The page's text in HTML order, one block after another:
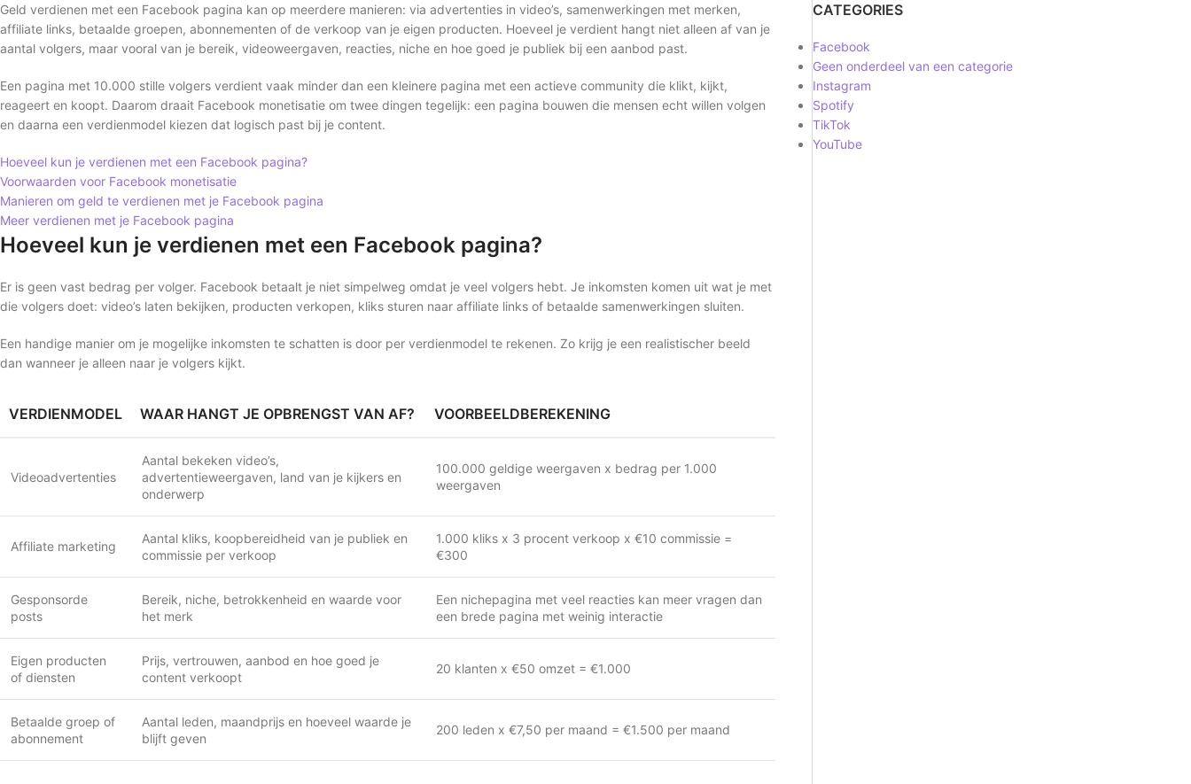
Geld verdienen met een Facebook pagina kan op meerdere manieren: via advertenties in video’s, samenwerkingen met merken,
affiliate links, betaalde groepen, abonnementen of de verkoop van je eigen producten. Hoeveel je verdient hangt niet alleen af van je
aantal volgers, maar vooral van je bereik, videoweergaven, reacties, niche en hoe goed je publiek bij een aanbod past.
Een pagina met 10.000 stille volgers verdient vaak minder dan een kleinere pagina met een actieve community die klikt, kijkt,
reageert en koopt. Daarom draait Facebook monetisatie om twee dingen tegelijk: een pagina bouwen die mensen echt willen volgen
en daarna een verdienmodel kiezen dat logisch past bij je content.
Hoeveel kun je verdienen met een Facebook pagina?
Voorwaarden voor Facebook monetisatie
Manieren om geld te verdienen met je Facebook pagina
Meer verdienen met je Facebook pagina
Hoeveel kun je verdienen met een Facebook pagina?
Er is geen vast bedrag per volger. Facebook betaalt je niet simpelweg omdat je veel volgers hebt. Je inkomsten komen uit wat je met
die volgers doet: video’s laten bekijken, producten verkopen, kliks sturen naar affiliate links of betaalde samenwerkingen sluiten.
Een handige manier om je mogelijke inkomsten te schatten is door per verdienmodel te rekenen. Zo krijg je een realistischer beeld
dan wanneer je alleen naar je volgers kijkt.
VERDIENMODEL WAAR HANGT JE OPBRENGST VAN AF? VOORBEELDBEREKENING
Videoadvertenties
Aantal bekeken video’s,
advertentieweergaven, land van je kijkers en
onderwerp
100.000 geldige weergaven x bedrag per 1.000
weergaven
Affiliate marketing
Aantal kliks, koopbereidheid van je publiek en
commissie per verkoop
1.000 kliks x 3 procent verkoop x €10 commissie =
€300
Gesponsorde
posts
Bereik, niche, betrokkenheid en waarde voor
het merk
Een nichepagina met veel reacties kan meer vragen dan
een brede pagina met weinig interactie
Eigen producten
of diensten
Prijs, vertrouwen, aanbod en hoe goed je
content verkoopt
20 klanten x €50 omzet = €1.000
Betaalde groep of
abonnement
Aantal leden, maandprijs en hoeveel waarde je
blijft geven
200 leden x €7,50 per maand = €1.500 per maand
CATEGORIES
Facebook
Geen onderdeel van een categorie
Instagram
Spotify
TikTok
YouTube